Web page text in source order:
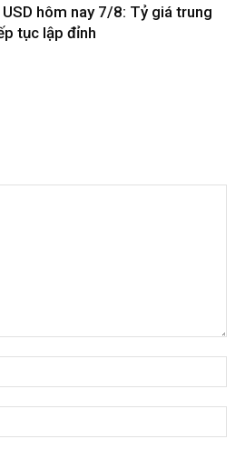
hôm nay 7/8: Tỷ giá trung
tục lập đỉnh